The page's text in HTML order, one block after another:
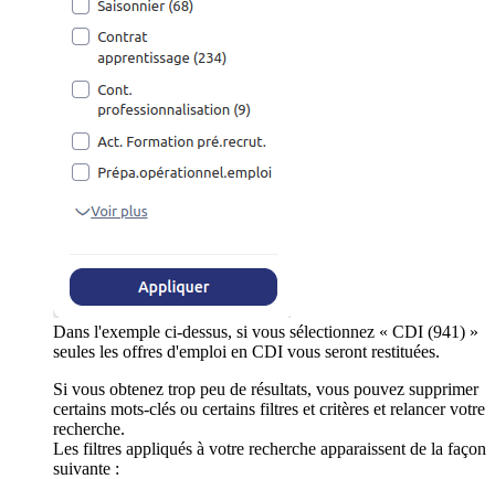
Dans l'exemple ci-dessus, si vous sélectionnez « CDI (941) »
seules les offres d'emploi en CDI vous seront restituées.
Si vous obtenez trop peu de résultats, vous pouvez supprimer
certains mots-clés ou certains filtres et critères et relancer votre
recherche.
Les filtres appliqués à votre recherche apparaissent de la façon
suivante :